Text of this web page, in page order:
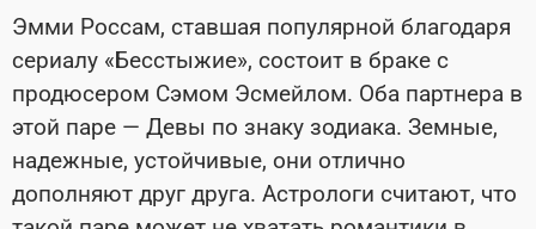
Эмми Россам, ставшая популярной благодаря
сериалу «Бесстыжие», состоит в браке с
продюсером Сэмом Эсмейлом. Оба партнера в
этой паре — Девы по знаку зодиака. Земные,
надежные, устойчивые, они отлично
дополняют друг друга. Астрологи считают, что